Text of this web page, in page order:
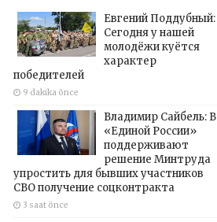
Евгений Поддубный:
Сегодня у нашей
молодёжи куётся
характер
победителей
9 dakika önce
Владимир Сайбель: В
«Единой России»
поддерживают
решение Минтруда
упростить для бывших участников
СВО получение соцконтракта
3 saat önce